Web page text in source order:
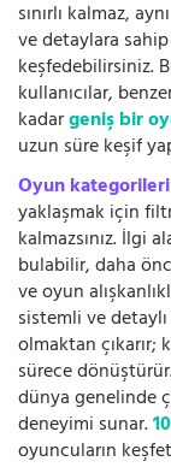
sınırlı kalmaz,
ve detaylara
keşfedebilirsiniz.
kullanıcılar,
kadargeniş bir
uzun süre keşif
Oyun kategorileri
yaklaşmak için
kalmazsınız. İlgi
bulabilir, daha
ve oyun
sistemli ve
olmaktan
sürece
dünya genelinde
deneyimi sunar.
oyuncuların